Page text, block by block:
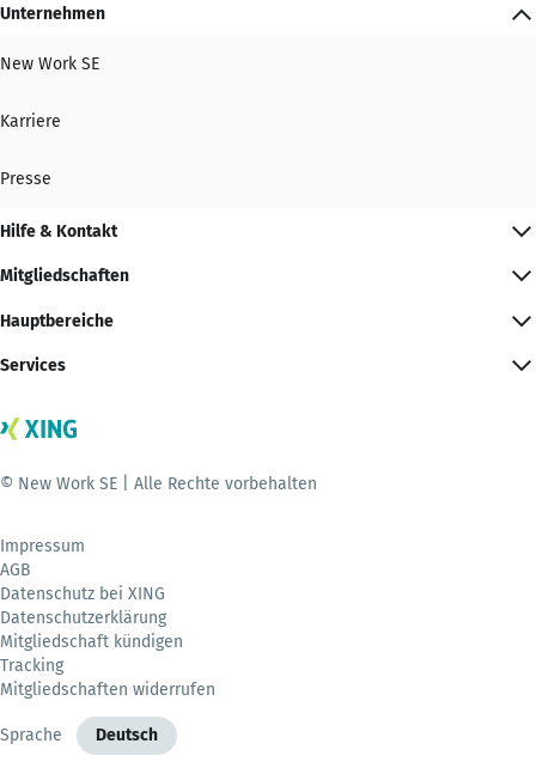
Unternehmen
New Work SE
Karriere
Presse
Hilfe & Kontakt
Mitgliedschaften
Hauptbereiche
Services
© New Work SE | Alle Rechte vorbehalten
Impressum
AGB
Datenschutz bei XING
Datenschutzerklärung
Mitgliedschaft kündigen
Tracking
Mitgliedschaften widerrufen
Sprache Deutsch